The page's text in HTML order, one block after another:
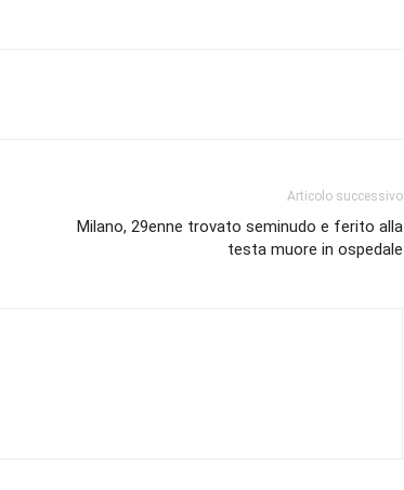
Articolo successivo
Milano, 29enne trovato seminudo e ferito alla
testa muore in ospedale